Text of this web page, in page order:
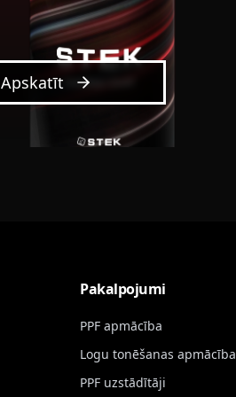
Apskatīt
Pakalpojumi
PPF apmācība
Logu tonēšanas apmācība
PPF uzstādītāji